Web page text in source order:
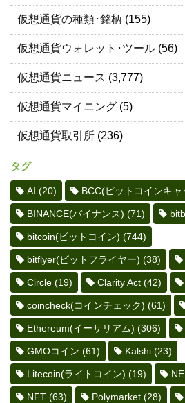
仮想通貨の種類･銘柄 (155)
仮想通貨ウォレット･ツール (56)
仮想通貨ニュース (3,777)
仮想通貨マイニング (5)
仮想通貨取引所 (236)
タグ
AI (20) BCC(ビットコインキャ
BINANCE(バイナンス) (71)
bitcoin(ビットコイン) (744)
bitflyer(ビットフライヤー) (38)
Circle (19) Clarity Act (42)
coincheck(コインチェック) (61)
Ethereum(イーサリアム) (306)
GMOコイン (61) Kalshi (23)
Litecoin(ライトコイン) (19)
NFT (63) Polymarket (28)